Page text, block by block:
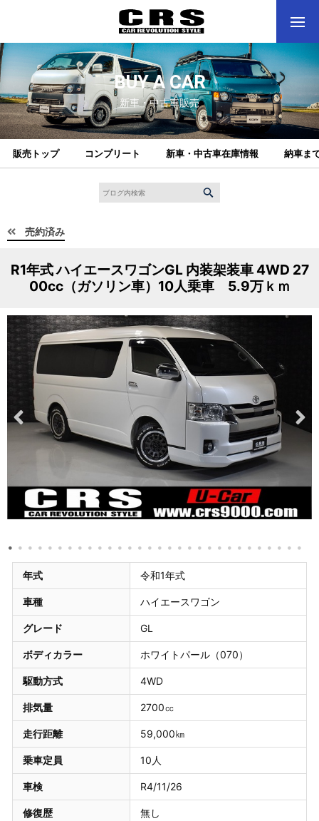
BUY A CAR
新車・中古車販売
販売トップ コンプリート 新車・中古車在庫情報 納車ま
売約済み
R1年式 ハイエースワゴンGL 内装架装車 4WD 27
00cc（ガソリン車）10人乗車 5.9万ｋｍ
年式 令和1年式
車種 ハイエースワゴン
グレード GL
ボディカラー ホワイトパール（070）
駆動方式 4WD
排気量 2700㏄
走行距離 59,000㎞
乗車定員 10人
車検 R4/11/26
修復歴 無し